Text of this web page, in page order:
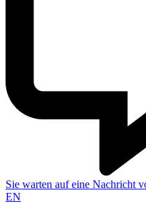
Sie warten auf eine Nachricht
EN